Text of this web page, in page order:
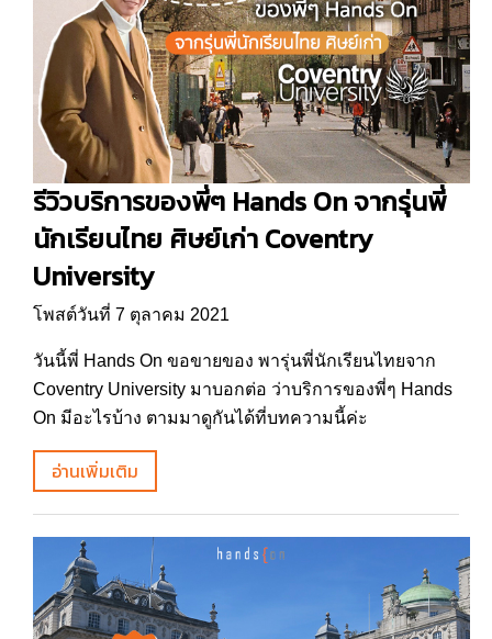
รีวิวบริการของพี่ๆ Hands On จากรุ่นพี่
นักเรียนไทย ศิษย์เก่า Coventry
University
โพสต์วันที่ 7 ตุลาคม 2021
วันนี้พี่ Hands On ขอขายของ พารุ่นพี่นักเรียนไทยจาก
Coventry University มาบอกต่อ ว่าบริการของพี่ๆ Hands
On มีอะไรบ้าง ตามมาดูกันได้ที่บทความนี้ค่ะ
อ่านเพิ่มเติม